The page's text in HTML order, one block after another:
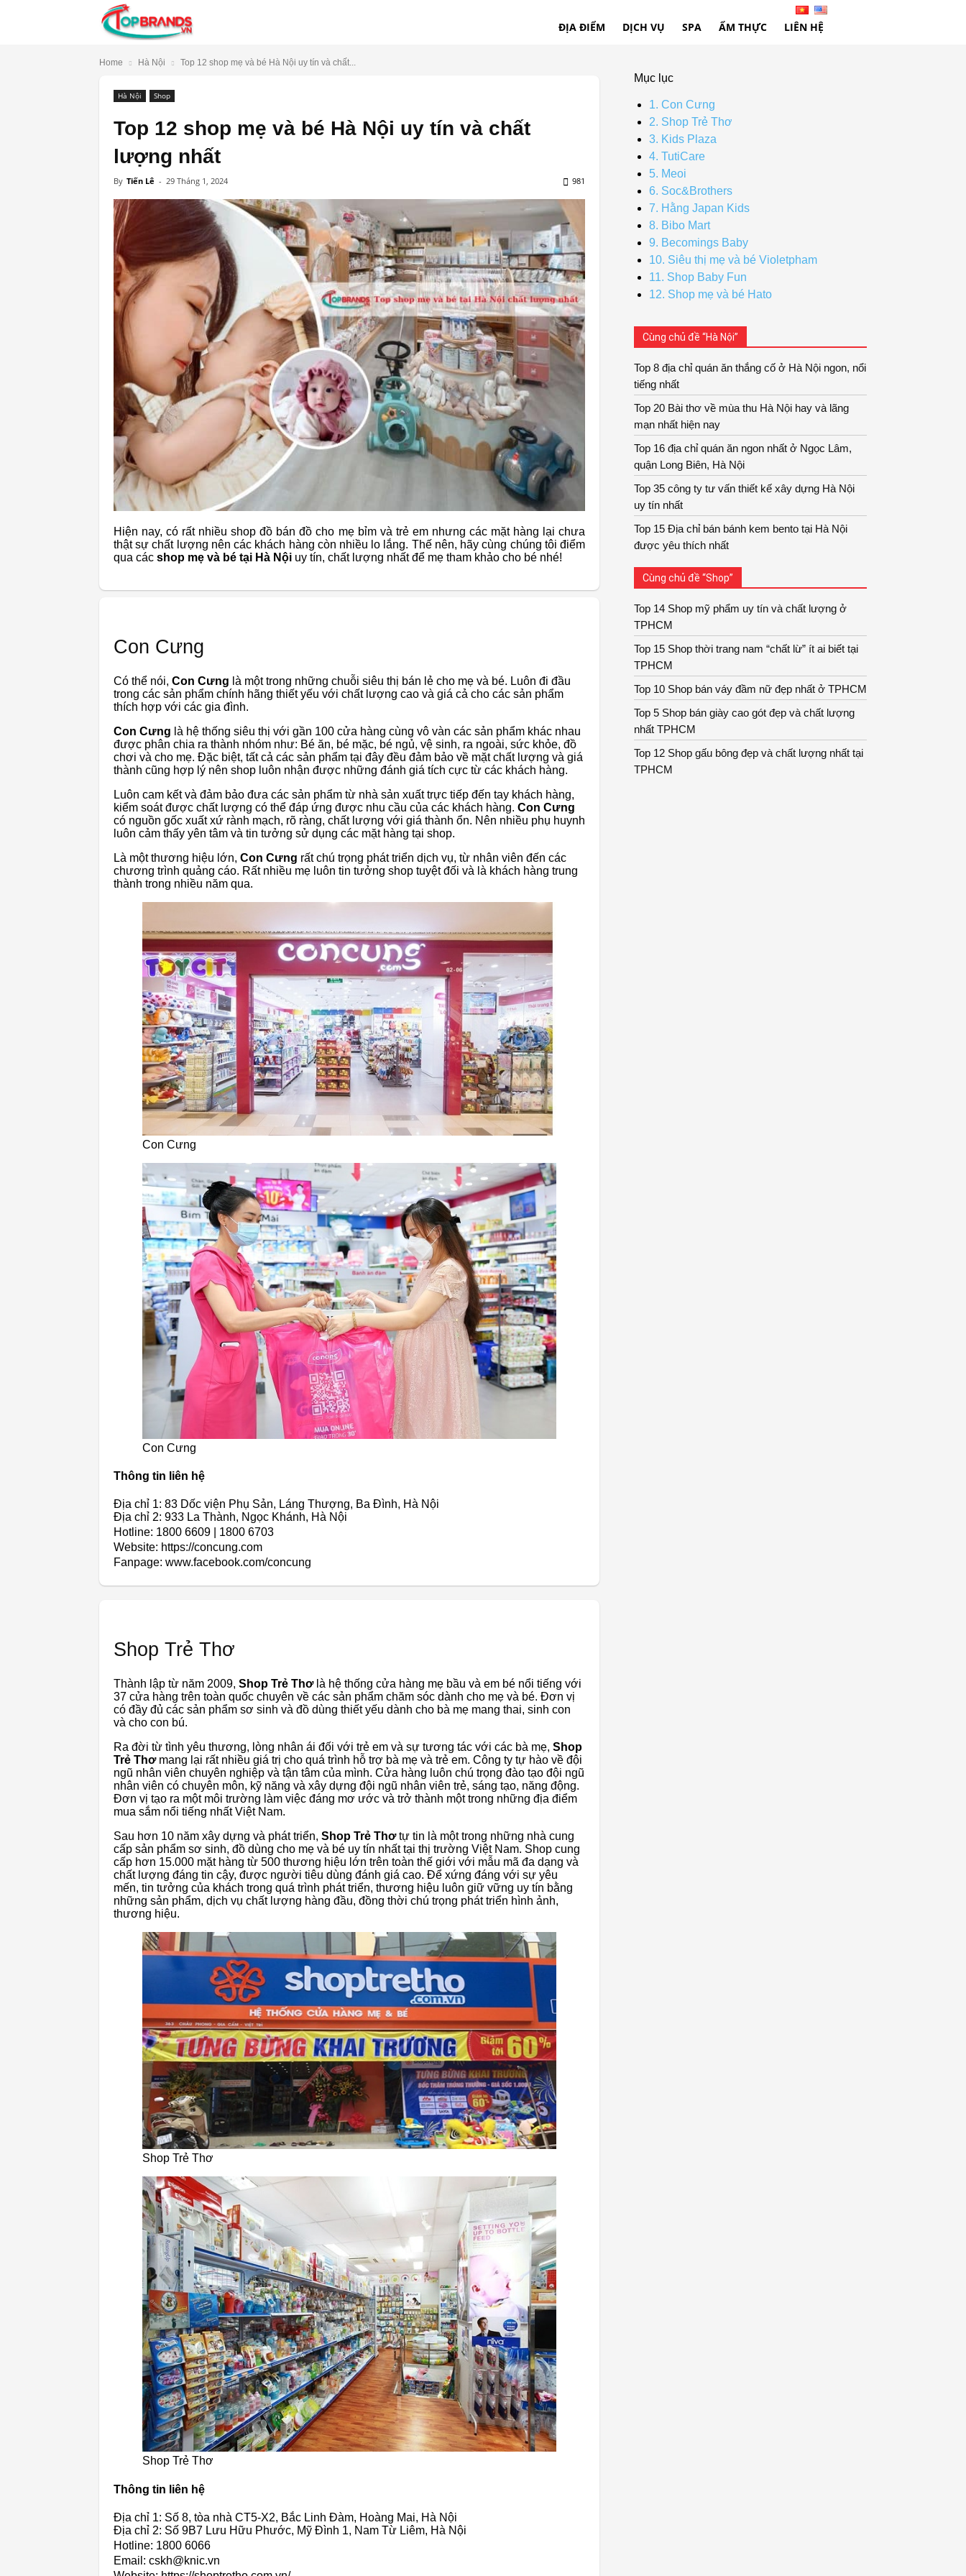
ĐỊA ĐIỂM DỊCH VỤ SPA ẨM THỰC LIÊN HỆ
Home Hà Nội Top 12 shop mẹ và bé Hà Nội uy tín và chất...
Hà Nội Shop
Top 12 shop mẹ và bé Hà Nội uy tín và chất
lượng nhất
By Tiến Lê - 29 Tháng 1, 2024 981
Hiện nay, có rất nhiều shop đồ bán đồ cho mẹ bỉm và trẻ em nhưng các mặt hàng lại chưa
thật sự chất lượng nên các khách hàng còn nhiều lo lắng. Thế nên, hãy cùng chúng tôi điểm
qua các shop mẹ và bé tại Hà Nội uy tín, chất lượng nhất để mẹ tham khảo cho bé nhé!
Con Cưng
Có thể nói, Con Cưng là một trong những chuỗi siêu thị bán lẻ cho mẹ và bé. Luôn đi đầu
trong các sản phẩm chính hãng thiết yếu với chất lượng cao và giá cả cho các sản phẩm
thích hợp với các gia đình.
Con Cưng là hệ thống siêu thị với gần 100 cửa hàng cùng vô vàn các sản phẩm khác nhau
được phân chia ra thành nhóm như: Bé ăn, bé mặc, bé ngủ, vệ sinh, ra ngoài, sức khỏe, đồ
chơi và cho mẹ. Đặc biệt, tất cả các sản phẩm tại đây đều đảm bảo về mặt chất lượng và giá
thành cũng hợp lý nên shop luôn nhận được những đánh giá tích cực từ các khách hàng.
Luôn cam kết và đảm bảo đưa các sản phẩm từ nhà sản xuất trực tiếp đến tay khách hàng,
kiểm soát được chất lượng có thể đáp ứng được nhu cầu của các khách hàng. Con Cưng
có nguồn gốc xuất xứ rành mạch, rõ ràng, chất lượng với giá thành ổn. Nên nhiều phụ huynh
luôn cảm thấy yên tâm và tin tưởng sử dụng các mặt hàng tại shop.
Là một thương hiệu lớn, Con Cưng rất chú trọng phát triển dịch vụ, từ nhân viên đến các
chương trình quảng cáo. Rất nhiều mẹ luôn tin tưởng shop tuyệt đối và là khách hàng trung
thành trong nhiều năm qua.
Con Cưng
Con Cưng
Thông tin liên hệ
Địa chỉ 1: 83 Dốc viện Phụ Sản, Láng Thượng, Ba Đình, Hà Nội
Địa chỉ 2: 933 La Thành, Ngọc Khánh, Hà Nội
Hotline: 1800 6609 | 1800 6703
Website: https://concung.com
Fanpage: www.facebook.com/concung
Shop Trẻ Thơ
Thành lập từ năm 2009, Shop Trẻ Thơlà hệ thống cửa hàng mẹ bầu và em bé nổi tiếng với
37 cửa hàng trên toàn quốc chuyên về các sản phẩm chăm sóc dành cho mẹ và bé. Đơn vị
có đầy đủ các sản phẩm sơ sinh và đồ dùng thiết yếu dành cho bà mẹ mang thai, sinh con
và cho con bú.
Ra đời từ tình yêu thương, lòng nhân ái đối với trẻ em và sự tương tác với các bà mẹ, Shop
Trẻ Thơmang lại rất nhiều giá trị cho quá trình hỗ trợ bà mẹ và trẻ em. Công ty tự hào về đội
ngũ nhân viên chuyên nghiệp và tận tâm của mình. Cửa hàng luôn chú trọng đào tạo đội ngũ
nhân viên có chuyên môn, kỹ năng và xây dựng đội ngũ nhân viên trẻ, sáng tạo, năng động.
Đơn vị tạo ra một môi trường làm việc đáng mơ ước và trở thành một trong những địa điểm
mua sắm nổi tiếng nhất Việt Nam.
Sau hơn 10 năm xây dựng và phát triển, Shop Trẻ Thơtự tin là một trong những nhà cung
cấp sản phẩm sơ sinh, đồ dùng cho mẹ và bé uy tín nhất tại thị trường Việt Nam. Shop cung
cấp hơn 15.000 mặt hàng từ 500 thương hiệu lớn trên toàn thế giới với mẫu mã đa dạng và
chất lượng đáng tin cậy, được người tiêu dùng đánh giá cao. Để xứng đáng với sự yêu
mến, tin tưởng của khách trong quá trình phát triển, thương hiệu luôn giữ vững uy tín bằng
những sản phẩm, dịch vụ chất lượng hàng đầu, đồng thời chú trọng phát triển hình ảnh,
thương hiệu.
Shop Trẻ Thơ
Shop Trẻ Thơ
Thông tin liên hệ
Địa chỉ 1: Số 8, tòa nhà CT5-X2, Bắc Linh Đàm, Hoàng Mai, Hà Nội
Địa chỉ 2: Số 9B7 Lưu Hữu Phước, Mỹ Đình 1, Nam Từ Liêm, Hà Nội
Hotline: 1800 6066
Email: cskh@knic.vn
Mục lục
1. Con Cưng
2. Shop Trẻ Thơ
3. Kids Plaza
4. TutiCare
5. Meoi
6. Soc&Brothers
7. Hằng Japan Kids
8. Bibo Mart
9. Becomings Baby
10. Siêu thị mẹ và bé Violetpham
11. Shop Baby Fun
12. Shop mẹ và bé Hato
Cùng chủ đề “Hà Nội”
Top 8 địa chỉ quán ăn thắng cố ở Hà Nội ngon, nổi
tiếng nhất
Top 20 Bài thơ về mùa thu Hà Nội hay và lãng
mạn nhất hiện nay
Top 16 địa chỉ quán ăn ngon nhất ở Ngọc Lâm,
quận Long Biên, Hà Nội
Top 35 công ty tư vấn thiết kế xây dựng Hà Nội
uy tín nhất
Top 15 Địa chỉ bán bánh kem bento tại Hà Nội
được yêu thích nhất
Cùng chủ đề “Shop”
Top 14 Shop mỹ phẩm uy tín và chất lượng ở
TPHCM
Top 15 Shop thời trang nam “chất lừ” ít ai biết tại
TPHCM
Top 10 Shop bán váy đầm nữ đẹp nhất ở TPHCM
Top 5 Shop bán giày cao gót đẹp và chất lượng
nhất TPHCM
Top 12 Shop gấu bông đẹp và chất lượng nhất tại
TPHCM